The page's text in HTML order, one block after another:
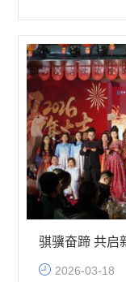
骐骥奋蹄 共启新程 兰海集团2026新春联欢会盛大
举行
2026-03-18